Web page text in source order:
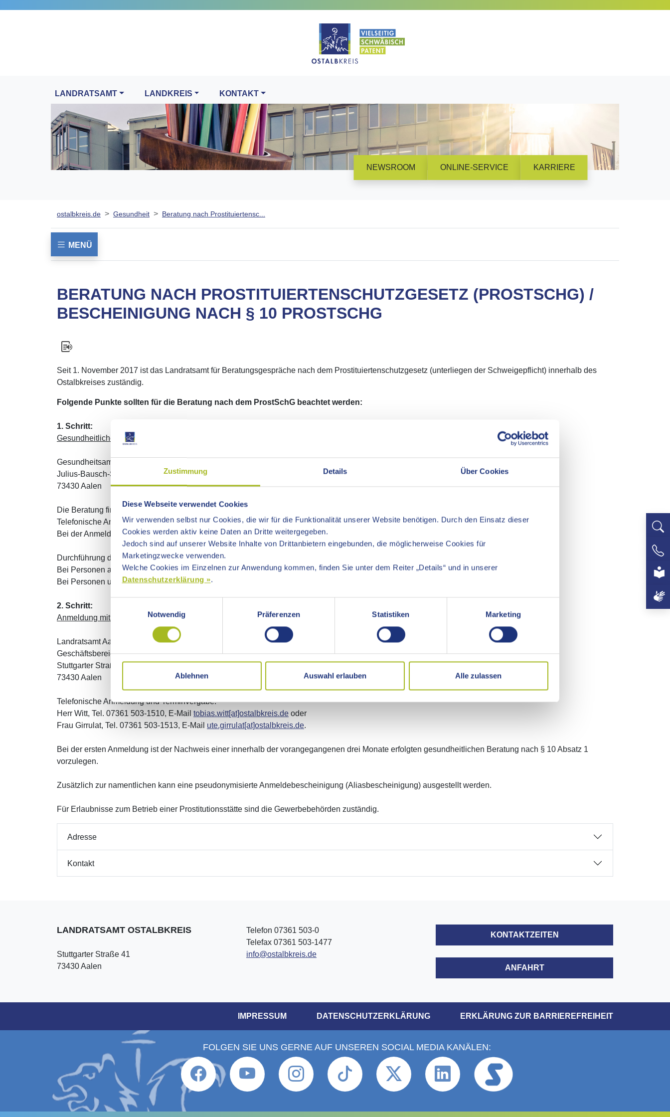
Zustimmung Details Über Cookies
Diese Webseite verwendet Cookies
Wir verwenden selbst nur Cookies, die wir für die Funktionalität unserer Website benötigen. Durch den Einsatz dieser
Cookies werden aktiv keine Daten an Dritte weitergegeben.
Jedoch sind auf unserer Website Inhalte von Drittanbietern eingebunden, die möglicherweise Cookies für
Marketingzwecke verwenden.
Welche Cookies im Einzelnen zur Anwendung kommen, finden Sie unter dem Reiter „Details“ und in unserer
Datenschutzerklärung ».
Notwendig
Präferenzen Statistiken Marketing
Ablehnen Auswahl erlauben Alle zulassen
LANDRATSAMT LANDKREIS KONTAKT
NEWSROOM ONLINE-SERVICE KARRIERE
ostalbkreis.de Gesundheit Beratung nach Prostituiertensc...
MENÜ
BERATUNG NACH PROSTITUIERTENSCHUTZGESETZ (PROSTSCHG) /
BESCHEINIGUNG NACH § 10 PROSTSCHG
Seit 1. November 2017 ist das Landratsamt für Beratungsgespräche nach dem Prostituiertenschutzgesetz (unterliegen der Schweigepflicht) innerhalb des
Ostalbkreises zuständig.
Folgende Punkte sollten für die Beratung nach dem ProstSchG beachtet werden:
1. Schritt:
Gesundheitliche Beratung nach § 10 ProstSchG
Gesundheitsamt Aalen
Julius-Bausch-Straße 12
73430 Aalen
Die Beratung findet alle zwei Wochen mittwochs statt.
Telefonische Anmeldung und Terminvergabe: Tel. 07361 503-1120.
Bei der Anmeldung ist ein gültiges Ausweisdokument vorzulegen.
Durchführung der gesundheitlichen Beratung:
Bei Personen ab 21 Jahren: mindestens alle 12 Monate
Bei Personen unter 21 Jahren: mindestens alle 6 Monate
2. Schritt:
Anmeldung mit Informations- und Beratungsgespräch (§ 7 ProstSchG)
Landratsamt Aalen
Geschäftsbereich Sicherheit und Ordnung
Stuttgarter Straße 41
73430 Aalen
Telefonische Anmeldung und Terminvergabe:
Herr Witt, Tel. 07361 503-1510, E-Mail tobias.witt[at]ostalbkreis.de oder
Frau Girrulat, Tel. 07361 503-1513, E-Mail ute.girrulat[at]ostalbkreis.de.
Bei der ersten Anmeldung ist der Nachweis einer innerhalb der vorangegangenen drei Monate erfolgten gesundheitlichen Beratung nach § 10 Absatz 1
vorzulegen.
Zusätzlich zur namentlichen kann eine pseudonymisierte Anmeldebescheinigung (Aliasbescheinigung) ausgestellt werden.
Für Erlaubnisse zum Betrieb einer Prostitutionsstätte sind die Gewerbebehörden zuständig.
Adresse
Kontakt
LANDRATSAMT OSTALBKREIS
Stuttgarter Straße 41
73430 Aalen
Telefon 07361 503-0
Telefax 07361 503-1477
info@ostalbkreis.de
KONTAKTZEITEN
ANFAHRT
IMPRESSUM DATENSCHUTZERKLÄRUNG ERKLÄRUNG ZUR BARRIEREFREIHEIT
FOLGEN SIE UNS GERNE AUF UNSEREN SOCIAL MEDIA KANÄLEN: